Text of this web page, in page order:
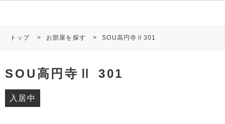
トップ > お部屋を探す > SOU高円寺Ⅱ301
SOU高円寺Ⅱ 301
入居中